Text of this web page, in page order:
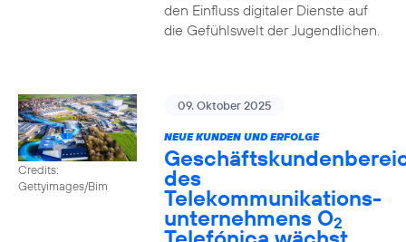
den Einfluss digitaler Dienste auf
die Gefühlswelt der Jugendlichen.
Credits:
Gettyimages/Bim
09. Oktober 2025
NEUE KUNDEN UND ERFOLGE
des
Telekommunikations­
unternehmens O2